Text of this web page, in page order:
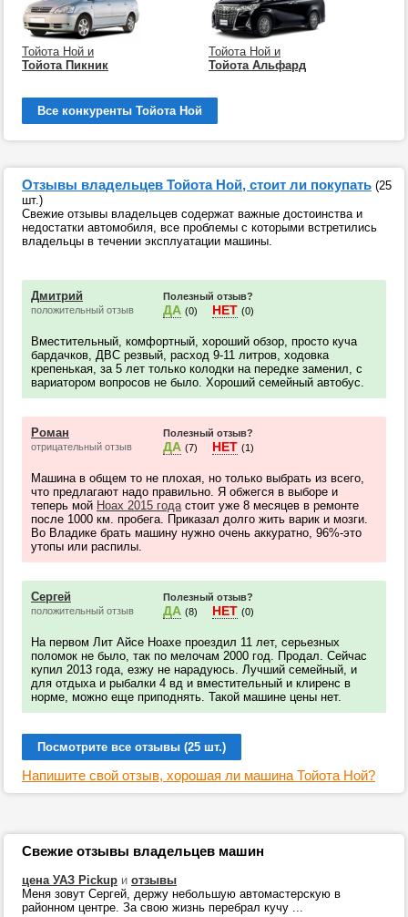
Тойота Ной и
Тойота Пикник
Тойота Ной и
Тойота Альфард
Все конкуренты Тойота Ной
Отзывы владельцев Тойота Ной, стоит ли покупать (25
шт.)
Свежие отзывы владельцев содержат важные достоинства и
недостатки автомобиля, все проблемы с которыми встретились
владельцы в течении эксплуатации машины.
Дмитрий
положительный отзыв
Полезный отзыв?
ДА (0) НЕТ (0)
Вместительный, комфортный, хороший обзор, просто куча
бардачков, ДВС резвый, расход 9-11 литров, ходовка
крепенькая, за 5 лет только колодки на передке заменил, с
вариатором вопросов не было. Хороший семейный автобус.
Роман
отрицательный отзыв
Полезный отзыв?
ДА (7) НЕТ (1)
Машина в общем то не плохая, но только выбрать из всего,
что предлагают надо правильно. Я обжегся в выборе и
теперь мой Ноах 2015 годастоит уже 8 месяцев в ремонте
после 1000 км. пробега. Приказал долго жить варик и мозги.
Во Владике брать машину нужно очень аккуратно, 96%-это
утопы или распилы.
Сергей
положительный отзыв
Полезный отзыв?
ДА (8) НЕТ (0)
На первом Лит Айсе Ноахе проездил 11 лет, серьезных
поломок не было, так по мелочам 2000 год. Продал. Сейчас
купил 2013 года, езжу не нарадуюсь. Лучший семейный, и
для отдыха и рыбалки 4 вд и вместительный и клиренс в
норме, можно еще приподнять. Такой машине цены нет.
Посмотрите все отзывы (25 шт.)
Напишите свой отзыв, хорошая ли машина Тойота Ной?
Свежие отзывы владельцев машин
цена УАЗ Pickup и отзывы
Меня зовут Сергей, держу небольшую автомастерскую в
районном центре. За свою жизнь перебрал кучу ...